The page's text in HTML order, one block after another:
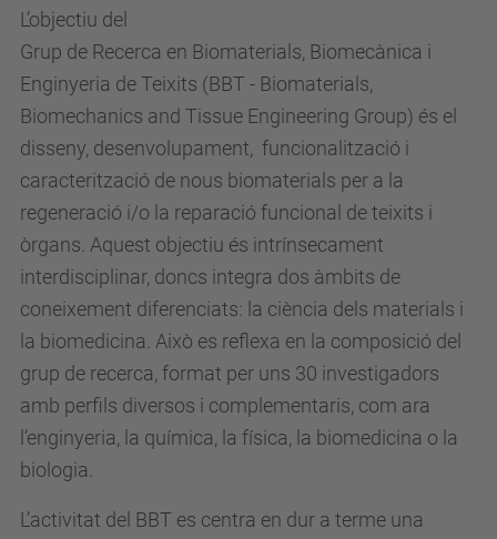
L’objectiu del
Grup de Recerca en Biomaterials, Biomecànica i
Enginyeria de Teixits (BBT - Biomaterials,
Biomechanics and Tissue Engineering Group) és el
disseny, desenvolupament, funcionalització i
caracterització de nous biomaterials per a la
regeneració i/o la reparació funcional de teixits i
òrgans. Aquest objectiu és intrínsecament
interdisciplinar, doncs integra dos àmbits de
coneixement diferenciats: la ciència dels materials i
la biomedicina. Això es reflexa en la composició del
grup de recerca, format per uns 30 investigadors
amb perfils diversos i complementaris, com ara
l’enginyeria, la química, la física, la biomedicina o la
biologia.
L’activitat del BBT es centra en dur a terme una